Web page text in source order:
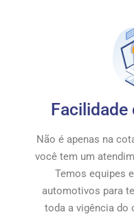
Não é apenas na
você tem um
Temos equipes
automotivos para
toda a vigência do